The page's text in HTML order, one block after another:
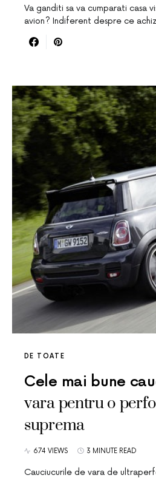
Va ganditi sa va cumparati casa
avion? Indiferent despre ce
DE TOATE
Cele mai bune
vara pentru o
suprema
674 VIEWS 3 MINUTE READ
Cauciucurile de vara de